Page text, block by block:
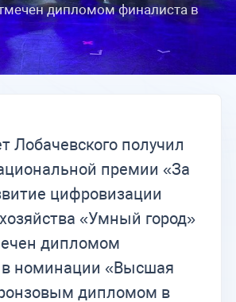
дипломом финалиста в
Лобачевского получил
премии «За
цифровизации
хозяйства «Умный город»
дипломом
номинации «Высшая
дипломом в